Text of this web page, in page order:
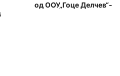
oд ООУ„Гоце Делчев“-